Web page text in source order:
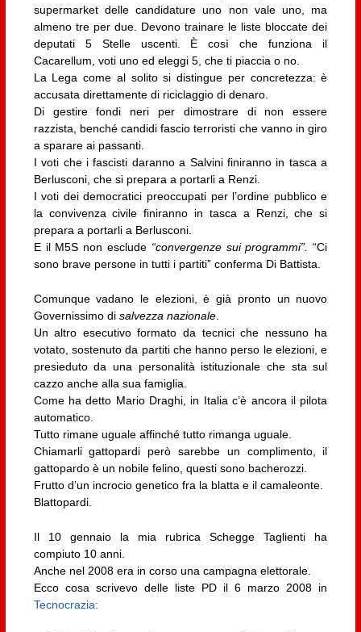
supermarket delle candidature uno non vale uno, ma
almeno tre per due. Devono trainare le liste bloccate dei
deputati 5 Stelle uscenti. È così che funziona il
Cacarellum, voti uno ed eleggi 5, che ti piaccia o no.
La Lega come al solito si distingue per concretezza: è
accusata direttamente di riciclaggio di denaro.
Di gestire fondi neri per dimostrare di non essere
razzista, benché candidi fascio terroristi che vanno in giro
a sparare ai passanti.
I voti che i fascisti daranno a Salvini finiranno in tasca a
Berlusconi, che si prepara a portarli a Renzi.
I voti dei democratici preoccupati per l’ordine pubblico e
la convivenza civile finiranno in tasca a Renzi, che si
prepara a portarli a Berlusconi.
E il M5S non esclude “convergenze sui programmi”.“Ci
sono brave persone in tutti i partiti” conferma Di Battista.
Comunque vadano le elezioni, è già pronto un nuovo
Governissimo di salvezza nazionale.
Un altro esecutivo formato da tecnici che nessuno ha
votato, sostenuto da partiti che hanno perso le elezioni, e
presieduto da una personalità istituzionale che sta sul
cazzo anche alla sua famiglia.
Come ha detto Mario Draghi, in Italia c’è ancora il pilota
automatico.
Tutto rimane uguale affinché tutto rimanga uguale.
Chiamarli gattopardi però sarebbe un complimento, il
gattopardo è un nobile felino, questi sono bacherozzi.
Frutto d’un incrocio genetico fra la blatta e il camaleonte.
Blattopardi.
Il 10 gennaio la mia rubrica Schegge Taglienti ha
compiuto 10 anni.
Anche nel 2008 era in corso una campagna elettorale.
Ecco cosa scrivevo delle liste PD il 6 marzo 2008 in
Tecnocrazia: